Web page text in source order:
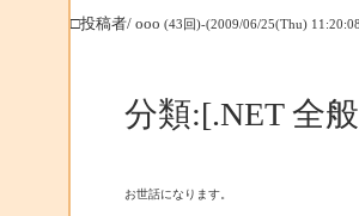
□投稿者/ ooo (43回)-(2009/06/25(Thu)
分類:[.NET 全
お世話になります。